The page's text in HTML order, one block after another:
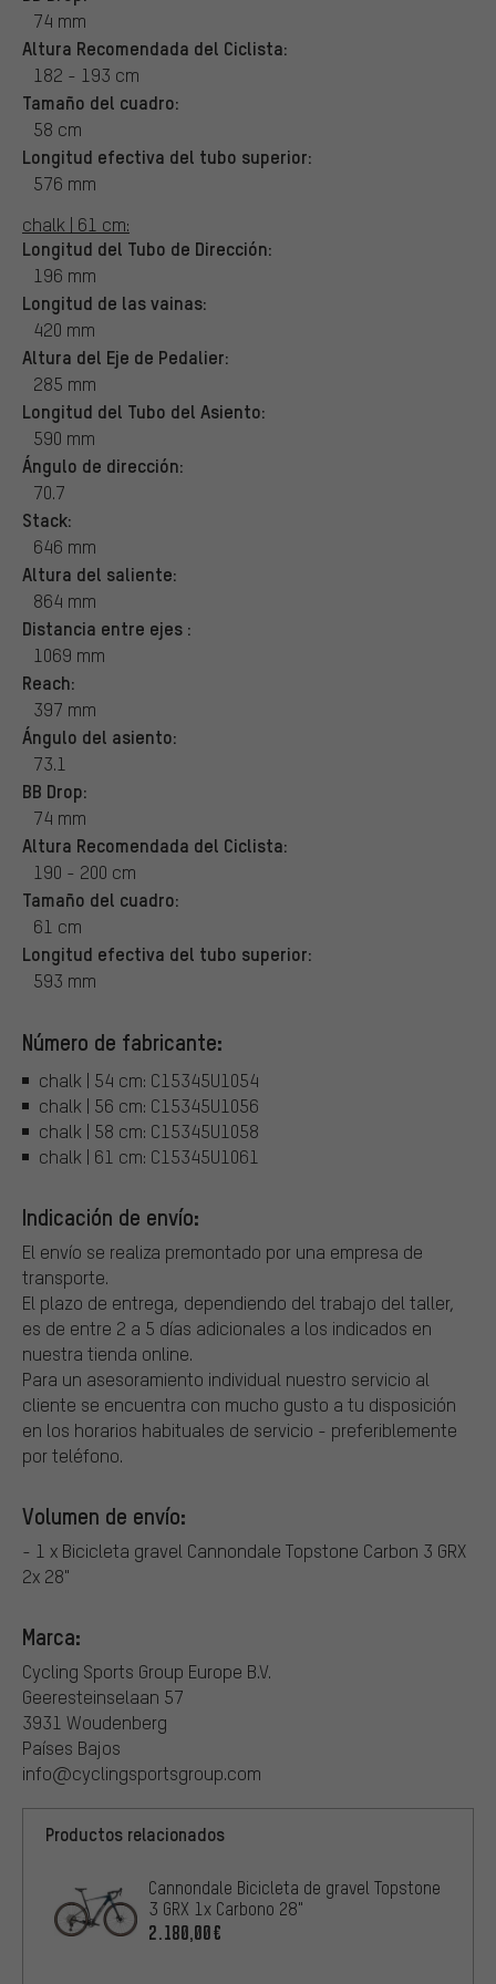
74 mm
Altura Recomendada del Ciclista:
182 - 193 cm
Tamaño del cuadro:
58 cm
Longitud efectiva del tubo superior:
576 mm
chalk | 61 cm:
Longitud del Tubo de Dirección:
196 mm
Longitud de las vainas:
420 mm
Altura del Eje de Pedalier:
285 mm
Longitud del Tubo del Asiento:
590 mm
Ángulo de dirección:
70.7
Stack:
646 mm
Altura del saliente:
864 mm
Distancia entre ejes :
1069 mm
Reach:
397 mm
Ángulo del asiento:
73.1
BB Drop:
74 mm
Altura Recomendada del Ciclista:
190 - 200 cm
Tamaño del cuadro:
61 cm
Longitud efectiva del tubo superior:
593 mm
Número de fabricante:
chalk | 54 cm: C15345U1054
chalk | 56 cm: C15345U1056
chalk | 58 cm: C15345U1058
chalk | 61 cm: C15345U1061
Indicación de envío:
El envío se realiza premontado por una empresa de
transporte.
El plazo de entrega, dependiendo del trabajo del taller,
es de entre 2 a 5 días adicionales a los indicados en
nuestra tienda online.
Para un asesoramiento individual nuestro servicio al
cliente se encuentra con mucho gusto a tu disposición
en los horarios habituales de servicio - preferiblemente
por teléfono.
Volumen de envío:
- 1 x Bicicleta gravel Cannondale Topstone Carbon 3 GRX
2x 28"
Marca:
Cycling Sports Group Europe B.V.
Geeresteinselaan 57
3931 Woudenberg
Países Bajos
info@cyclingsportsgroup.com
Productos relacionados
Cannondale Bicicleta de gravel Topstone
3 GRX 1x Carbono 28"
2.180,00€